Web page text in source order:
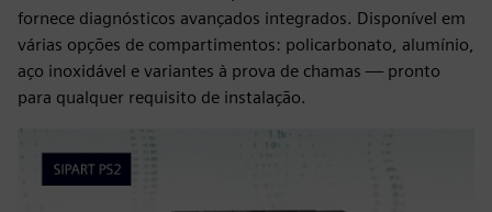
fornece diagnósticos avançados integrados. Disponível em
várias opções de compartimentos: policarbonato, alumínio,
aço inoxidável e variantes à prova de chamas — pronto
para qualquer requisito de instalação.